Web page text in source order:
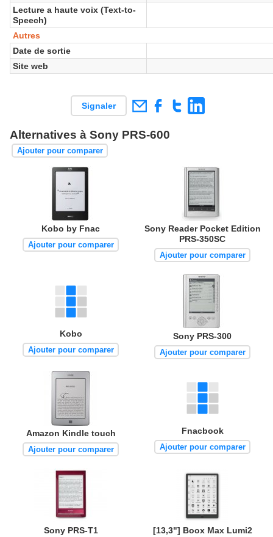
Lecture a haute voix (Text-to-
Speech)
Autres
Date de sortie
Site web
Signaler
Alternatives à Sony PRS-600
Ajouter pour comparer
Kobo by Fnac
Ajouter pour comparer
Sony Reader Pocket Edition
PRS-350SC
Ajouter pour comparer
Kobo
Ajouter pour comparer
Sony PRS-300
Ajouter pour comparer
Amazon Kindle touch
Ajouter pour comparer
Fnacbook
Ajouter pour comparer
Sony PRS-T1 [13,3"] Boox Max Lumi2